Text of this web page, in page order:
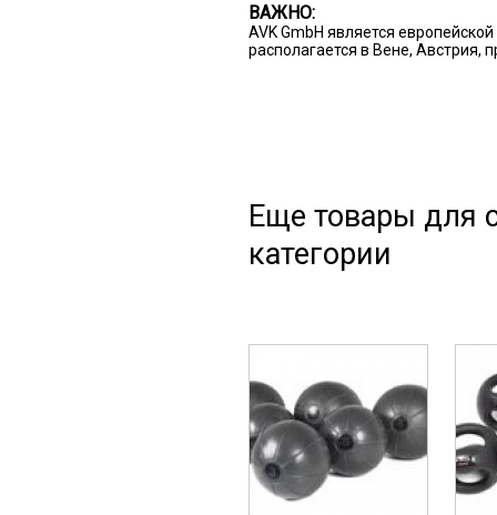
ВАЖНО:
AVK GmbH является
располагается в Вене, Австрия,
Еще товары для
категории